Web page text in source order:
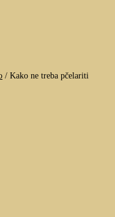
/ Kako ne treba pčelariti